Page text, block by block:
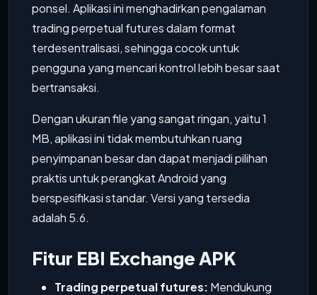
ponsel. Aplikasi ini menghadirkan pengalaman
trading perpetual futures dalam format
terdesentralisasi, sehingga cocok untuk
pengguna yang mencari kontrol lebih besar saat
bertransaksi.
Dengan ukuran file yang sangat ringan, yaitu 1
MB, aplikasi ini tidak membutuhkan ruang
penyimpanan besar dan dapat menjadi pilihan
praktis untuk perangkat Android yang
berspesifikasi standar. Versi yang tersedia
adalah 5.6.
Fitur EBI Exchange APK
Trading perpetual futures: Mendukung